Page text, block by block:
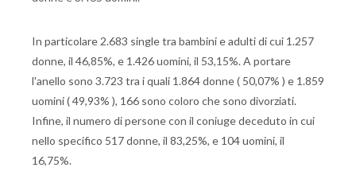
In particolare 2.683 single tra bambini e adulti di cui 1.257
donne, il 46,85%, e 1.426 uomini, il 53,15%. A portare
l'anello sono 3.723 tra i quali 1.864 donne ( 50,07% ) e 1.859
uomini ( 49,93% ), 166 sono coloro che sono divorziati.
Infine, il numero di persone con il coniuge deceduto in cui
nello specifico 517 donne, il 83,25%, e 104 uomini, il
16,75%.